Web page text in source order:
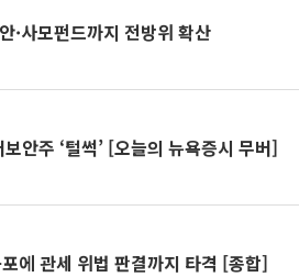
·사모펀드까지 전방위 확산
안주 ‘털썩’ [오늘의 뉴욕증시 무버]
관세 위법 판결까지 타격 [종합]